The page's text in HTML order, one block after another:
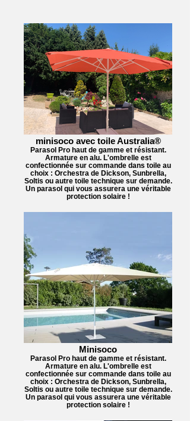
minisoco avec toile Australia®
Parasol Pro haut de gamme et résistant.
Armature en alu. L'ombrelle est
confectionnée sur commande dans toile au
choix : Orchestra de Dickson, Sunbrella,
Soltis ou autre toile technique sur demande.
Un parasol qui vous assurera une véritable
protection solaire !
Minisoco
Parasol Pro haut de gamme et résistant.
Armature en alu. L'ombrelle est
confectionnée sur commande dans toile au
choix : Orchestra de Dickson, Sunbrella,
Soltis ou autre toile technique sur demande.
Un parasol qui vous assurera une véritable
protection solaire !